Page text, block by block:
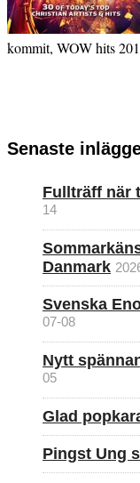
kommit, WOW hits
Senaste
Fullträff när
14
Danmark
Svenska
07-08
Nytt
05
Glad
Pingst Ung